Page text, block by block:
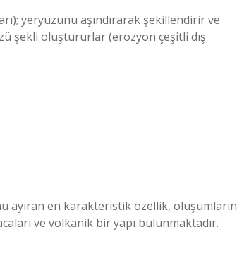
yeryüzünü aşındırarak şekillendirir ve
şekli oluştururlar (erozyon çeşitli dış
ayıran en karakteristik özellik, oluşumların
ve volkanik bir yapı bulunmaktadır.